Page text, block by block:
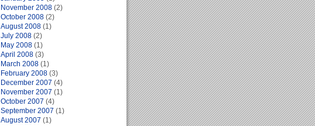
November 2008 (2)
October 2008 (2)
August 2008 (1)
July 2008 (2)
May 2008 (1)
April 2008 (3)
March 2008 (1)
February 2008 (3)
December 2007 (4)
November 2007 (1)
October 2007 (4)
September 2007 (1)
August 2007 (1)